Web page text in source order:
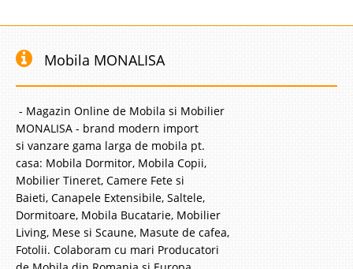
lada de depozitare spatioasa si un design elegant pe material textil de
3.943 Lei
Pret Redus2.287 Lei
In Stoc
Vezi Detalii
Adauga la Favorite
-42%
Mobila MONALISA
- Magazin Online de Mobila si Mobilier
MONALISA - brand modern import
si vanzare gama larga de mobila pt.
casa: Mobila Dormitor, Mobila Copii,
Mobilier Tineret, Camere Fete si
Baieti, Canapele Extensibile, Saltele,
Dormitoare, Mobila Bucatarie, Mobilier
Living, Mese si Scaune, Masute de cafea,
Fotolii. Colaboram cu mari Producatori